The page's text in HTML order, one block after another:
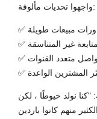
واجهوا تحديات مألوفة:
دورات مبيعات طويلة
المتابعة غير المتناسقة
متعدد القنوات
المشترين الواعدة
"كنا نولد خيوطًا ، لكن